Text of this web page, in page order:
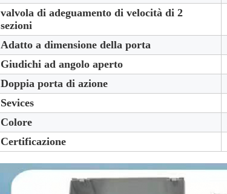
valvola di adeguamento di velocità di 2
sezioni
Adatto a dimensione della porta
Giudichi ad angolo aperto
Doppia porta di azione
Sevices
Colore
Certificazione